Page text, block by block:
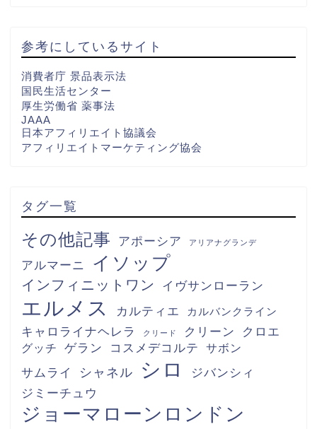
参考にしているサイト
消費者庁 景品表示法
国民生活センター
厚生労働省 薬事法
JAAA
日本アフィリエイト協議会
アフィリエイトマーケティング協会
タグ一覧
その他記事 アポーシア アリアナグランデ
アルマーニ イソップ
インフィニットワン イヴサンローラン
エルメス カルティエ カルバンクライン
キャロライナヘレラ クリード クリーン クロエ
グッチ ゲラン コスメデコルテ サボン
サムライ シャネル シロ ジバンシィ
ジミーチュウ
ジョーマローンロンドン